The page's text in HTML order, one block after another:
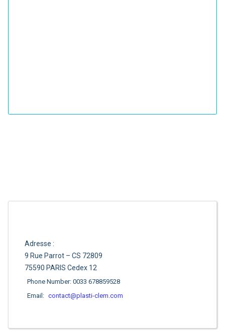
Adresse :
9 Rue Parrot – CS 72809
75590 PARIS Cedex 12
Phone Number: 0033 678859528
Email: contact@plasti-clem.com